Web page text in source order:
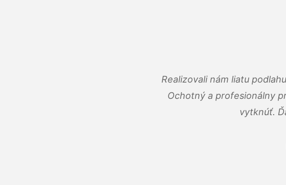
Realizovali nám liatu
Ochotný a profesionálny
vytknúť.